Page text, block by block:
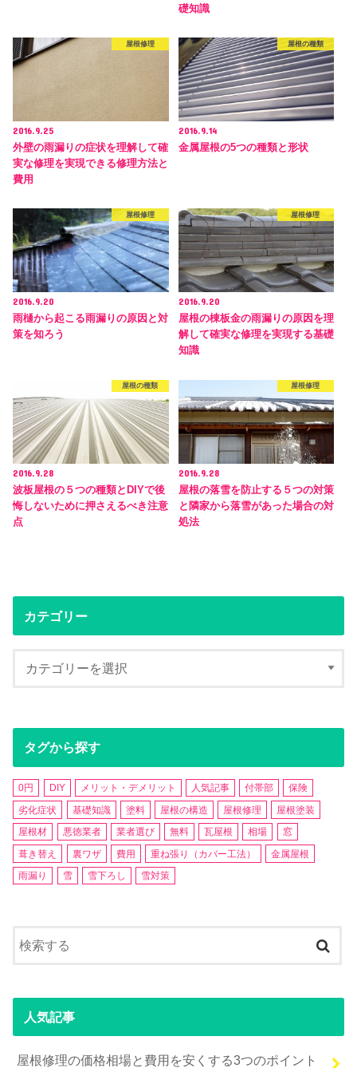
礎知識
屋根修理
2016.9.25
外壁の雨漏りの症状を理解して確
実な修理を実現できる修理方法と
費用
屋根の種類
2016.9.14
金属屋根の5つの種類と形状
屋根修理
2016.9.20
雨樋から起こる雨漏りの原因と対
策を知ろう
屋根修理
2016.9.20
屋根の棟板金の雨漏りの原因を理
解して確実な修理を実現する基礎
知識
屋根の種類
2016.9.28
波板屋根の５つの種類とDIYで後
悔しないために押さえるべき注意
点
屋根修理
2016.9.28
屋根の落雪を防止する５つの対策
と隣家から落雪があった場合の対
処法
カテゴリー
タグから探す
0円 DIY メリット・デメリット 人気記事 付帯部
保険
劣化症状
基礎知識 塗料 屋根の構造 屋根修理
屋根塗装
屋根材
悪徳業者 業者選び 無料 瓦屋根 相場
窓
葺き替え
裏ワザ 費用 重ね張り（カバー工法）
金属屋根
雨漏り
雪 雪下ろし 雪対策
人気記事
屋根修理の価格相場と費用を安くする3つのポイント